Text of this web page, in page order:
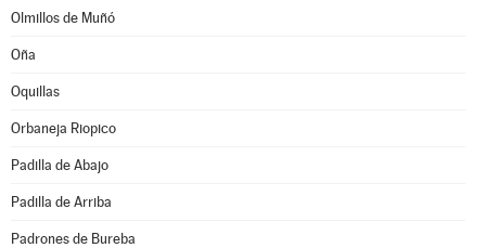
Olmillos de Muñó
Oña
Oquillas
Orbaneja Riopico
Padilla de Abajo
Padilla de Arriba
Padrones de Bureba